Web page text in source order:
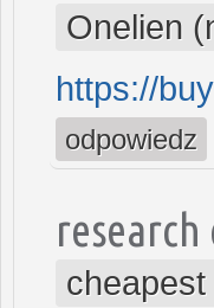
Onelien
https://
odpowiedz